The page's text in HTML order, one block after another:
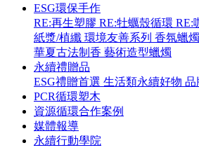
ESG環保手作
RE:再生塑膠 RE:牡蠣殼循環 RE:
紙漿/植纖 環境友善系列 香氛蠟
華夏古法制香 藝術造型蠟燭
永續禮贈品
ESG禮贈首選 生活類永續好物 品
PCR循環塑木
資源循環合作案例
媒體報導
永續行動學院